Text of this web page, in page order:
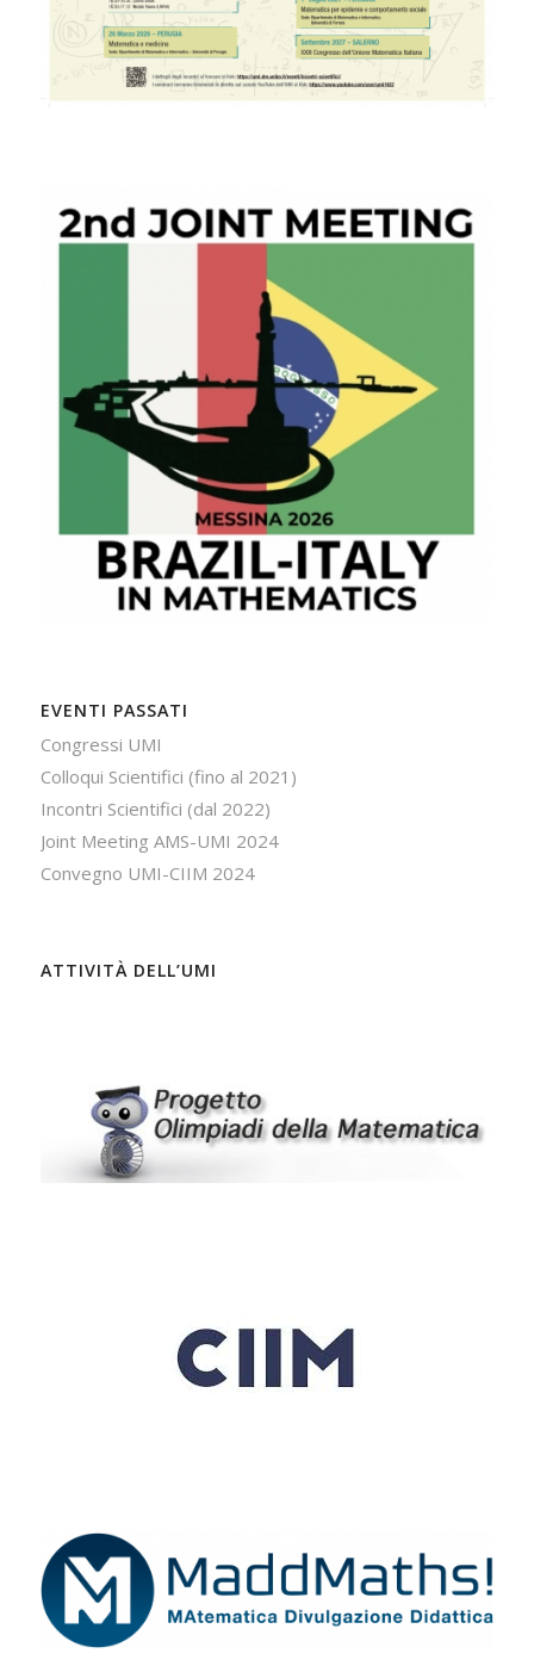
EVENTI PASSATI
Congressi UMI
Colloqui Scientifici (fino al 2021)
Incontri Scientifici (dal 2022)
Joint Meeting AMS-UMI 2024
Convegno UMI-CIIM 2024
ATTIVITÀ DELL’UMI